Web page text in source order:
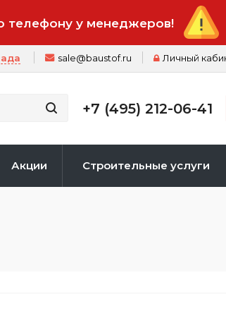
телефону у менеджеров!
Личный
sale@baustof.ru
+7 (495) 212-06-41
Акции Строительные услуги